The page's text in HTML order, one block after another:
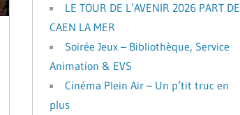
LE TOUR DE L’AVENIR 2026 PART DE
CAEN LA MER
Soirée Jeux – Bibliothèque, Service
Animation & EVS
Cinéma Plein Air – Un p’tit truc en
plus